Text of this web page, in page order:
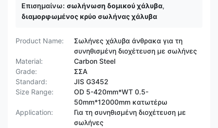
Επισημαίνω: σωλήνωση δομικού χάλυβα,
διαμορφωμένος κρύο σωλήνας χάλυβα
Product Name:
Σωλήνες χάλυβα άνθρακα για τη
συνηθισμένη διοχέτευση με σωλήνες
Material:
Carbon Steel
Grade:
ΣΣΑ
Standard:
JIS G3452
Size Range:
OD 5-420mm*WT 0.5-
50mm*12000mm κατωτέρω
Application:
Για τη συνηθισμένη διοχέτευση με
σωλήνες